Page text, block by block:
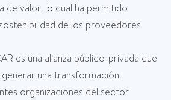
de valor, lo cual ha permitido
de los proveedores.
es una alianza público-privada que
una transformación
organizaciones del sector